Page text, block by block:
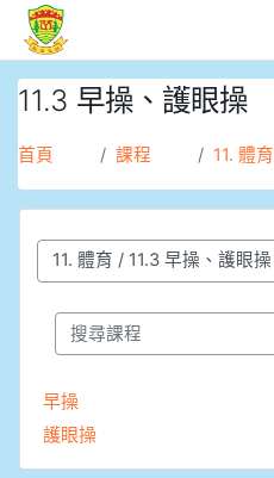
跳至主內容
11.3 早操、護眼操
首頁 課程 11. 體育
課程類別
搜尋課程
早操
護眼操